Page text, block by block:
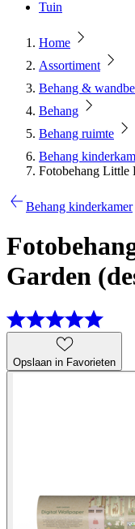
Tuin
Home
Assortiment
Behang &
Behang
Behang ruimte
Behang
Fotobehang Little
Behang kinderkamer
Garden
Opslaan in Favorieten